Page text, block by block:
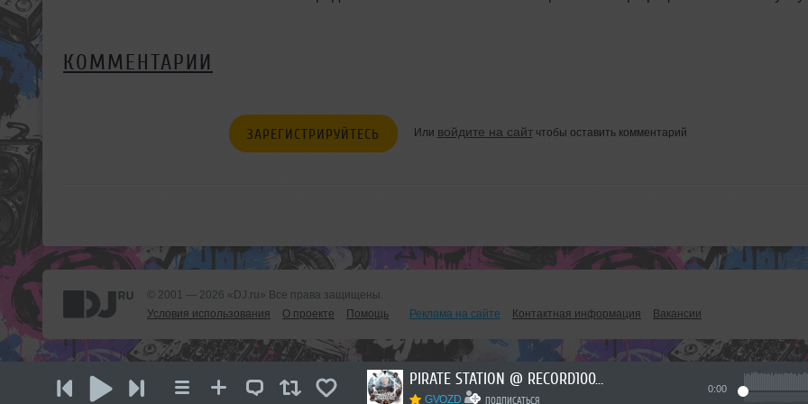
PIRATE STATION @ RECORD10072026 #1287
GVOZD ПОДПИСАТЬСЯ
0:00
КОММЕНТАРИИ
ЗАРЕГИСТРИРУЙТЕСЬ Или войдите на сайтчтобы оставить комментарий
© 2001 — 2026 «DJ.ru» Все права защищены.
Условия использования
О проекте Помощь Реклама на сайте Контактная информация Вакансии